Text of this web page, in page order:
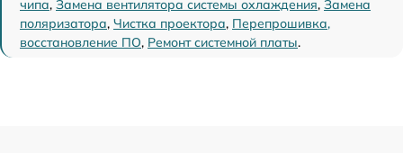
чипа, Замена вентилятора системы охлаждения, Замена
поляризатора, Чистка проектора, Перепрошивка,
восстановление ПО, Ремонт системной платы.